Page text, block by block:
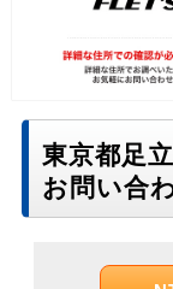
東京都足
お問い合